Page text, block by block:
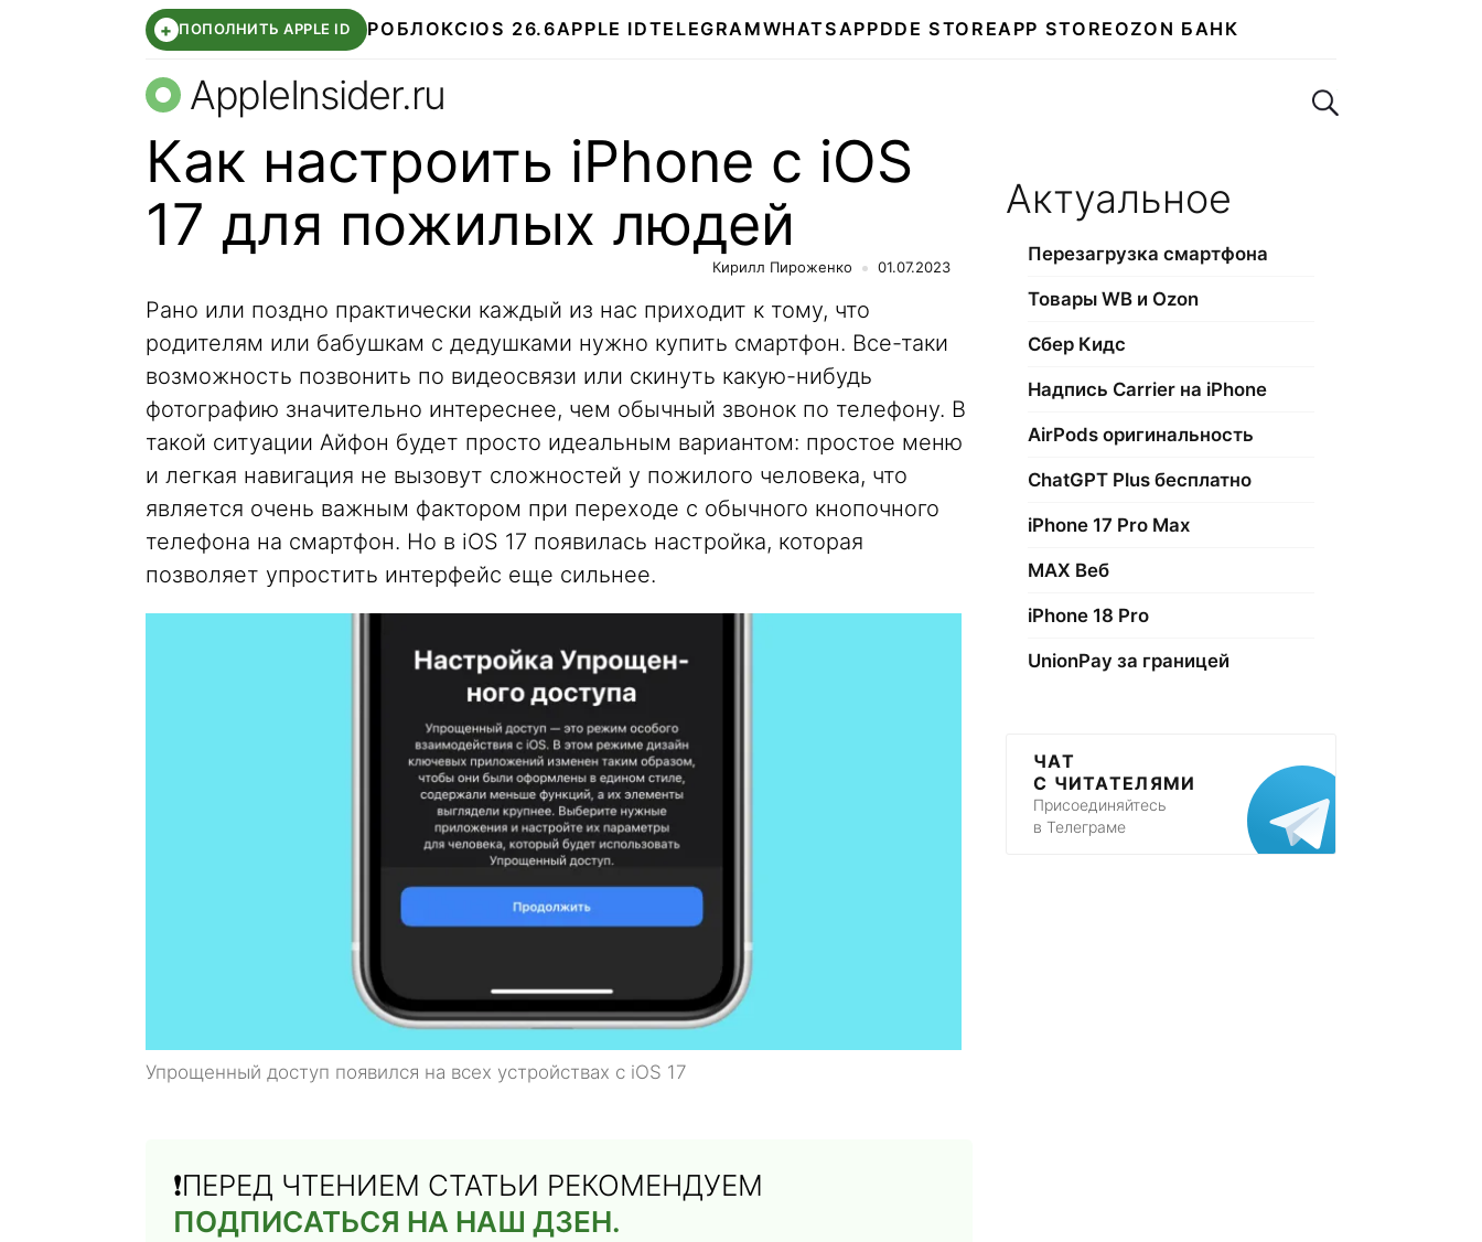
+ ПОПОЛНИТЬ APPLE ID РОБЛОКС IOS 26.6APPLE IDTELEGRAMWHATSAPPDDE STOREAPP STORE OZON БАНК
AppleInsider.ru Поиск по сайту
Как настроить iPhone с iOS
17 для пожилых людей
Кирилл Пироженко 01.07.2023
Рано или поздно практически каждый из нас приходит к тому, что
родителям или бабушкам с дедушками нужно купить смартфон. Все-таки
возможность позвонить по видеосвязи или скинуть какую-нибудь
фотографию значительно интереснее, чем обычный звонок по телефону. В
такой ситуации Айфон будет просто идеальным вариантом: простое меню
и легкая навигация не вызовут сложностей у пожилого человека, что
является очень важным фактором при переходе с обычного кнопочного
телефона на смартфон. Но в iOS 17 появилась настройка, которая
позволяет упростить интерфейс еще сильнее.
Упрощенный доступ появился на всех устройствах с iOS 17
❗️ПЕРЕД ЧТЕНИЕМ СТАТЬИ РЕКОМЕНДУЕМ
ПОДПИСАТЬСЯ НА НАШ ДЗЕН.
Актуальное
Перезагрузка смартфона
Товары WB и Ozon
Сбер Кидс
Надпись Carrier на iPhone
AirPods оригинальность
ChatGPT Plus бесплатно
iPhone 17 Pro Max
МАХ Веб
iPhone 18 Pro
UnionPay за границей
ЧАТ
С ЧИТАТЕЛЯМИ
Присоединяйтесь
в Телеграме